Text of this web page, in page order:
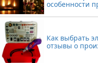
особенности
Как выбрать
отзывы о